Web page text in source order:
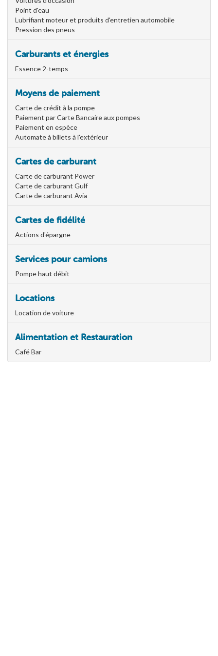
Point d'eau
Lubrifiant moteur et produits d'entretien automobile
Pression des pneus
Carburants et énergies
Essence 2-temps
Moyens de paiement
Carte de crédit à la pompe
Paiement par Carte Bancaire aux pompes
Paiement en espèce
Automate à billets à l'extérieur
Cartes de carburant
Carte de carburant Power
Carte de carburant Gulf
Carte de carburant Avia
Cartes de fidélité
Actions d'épargne
Services pour camions
Pompe haut débit
Locations
Location de voiture
Alimentation et Restauration
Café Bar